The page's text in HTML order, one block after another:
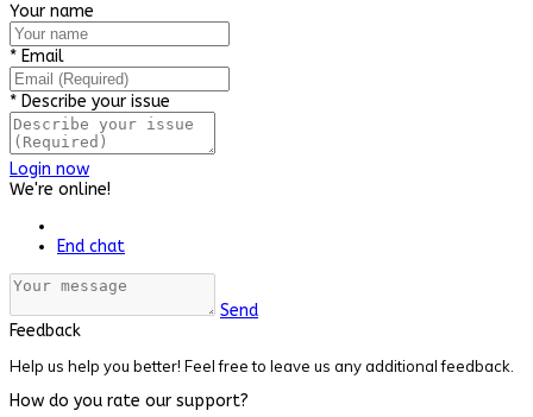
Your name
* Email
* Describe your issue
Login now
We're online!
End chat
Send
Feedback
Help us help you better! Feel free to leave us any additional feedback.
How do you rate our support?